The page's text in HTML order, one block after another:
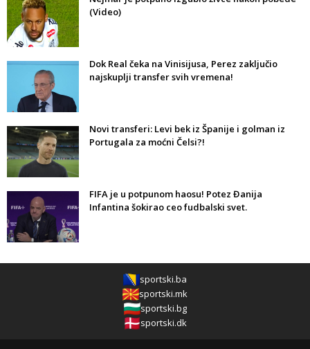
(Video)
Dok Real čeka na Vinisijusa, Perez zaključio
najskuplji transfer svih vremena!
Novi transferi: Levi bek iz Španije i golman iz
Portugala za moćni Čelsi?!
FIFA je u potpunom haosu! Potez Đanija
Infantina šokirao ceo fudbalski svet.
sportski.ba
sportski.mk
sportski.bg
sportski.dk